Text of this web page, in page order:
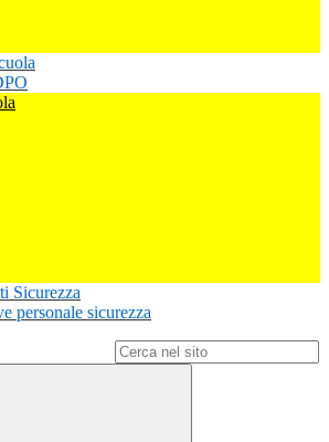
Sicurezza
personale sicurezza